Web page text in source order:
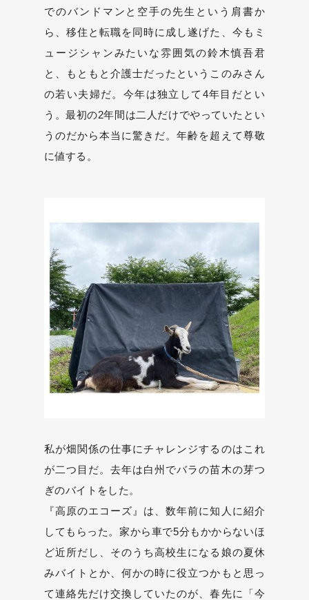
でのバンドマンと空手の先生という肩書か
ら、移住と転職を同時に成し遂げた、今もミ
ュージシャンみたいな雰囲気の鈴木慎吾君
と、もともと介護士だったというこのみさん
の若い夫婦だ。今年は独立して4年目だとい
う。最初の2年間は二人だけでやっていたとい
うのだから本当に驚きだ。年齢を超えて尊敬
に値する。
私が畑関係の仕事にチャレンジするのはこれ
が二つ目だ。去年は白州でバラの苗木の芽つ
ぎのバイトをした。
『高原のエコーズ』は、数年前に知人に紹介
してもらった。家から車で5分もかからないほ
ど近所だし、そのうち高校生になる娘の夏休
みバイトとか、何かの時に役立つかもと思っ
て連絡先だけ交換していたのが、春先に「今